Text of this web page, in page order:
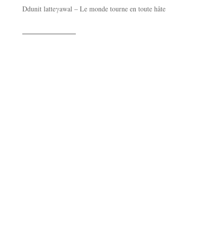
Ddunit latteγawal – Le monde tourne en toute hâte
——————